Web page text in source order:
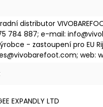
distributor
784 887; e-mail:
Výrobce - zastoupení pro
web:
EXPANDLY LTD